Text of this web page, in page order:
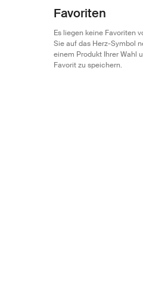
Favoriten
Es liegen keine Favoriten
Sie auf das Herz-Symbol
einem Produkt Ihrer Wahl
Favorit zu speichern.